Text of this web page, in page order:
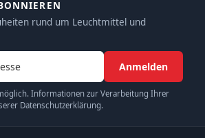
rund um Leuchtmittel und
Anmelden
Informationen zur Verarbeitung Ihrer
Datenschutzerklärung.